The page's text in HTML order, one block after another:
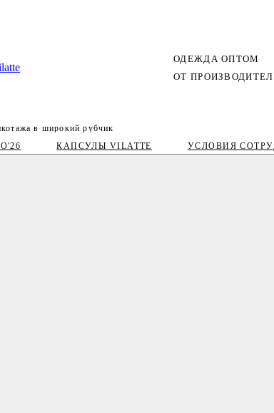
ОДЕЖДА ОПТОМ
ОТ
КАПСУЛЫ VILATTE УСЛОВИЯ
в широкий рубчик